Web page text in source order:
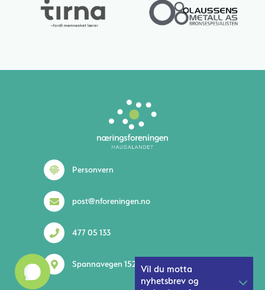
Vil du motta
nyhetsbrev og
Personvern
post@nforeningen.no
477 05 133
Spannavegen 152 5535 Haugesund